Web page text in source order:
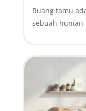
Ruang tamu
sebuah